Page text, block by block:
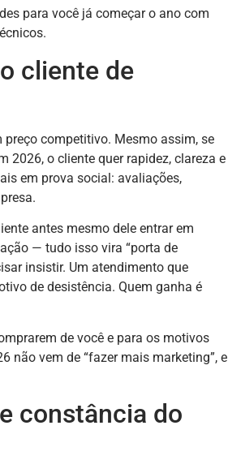
para você já começar o ano com
cliente de
competitivo. Mesmo assim, se
2026, o cliente quer rapidez, clareza e
em prova social: avaliações,
antes mesmo dele entrar em
— tudo isso vira “porta de
insistir. Um atendimento que
de desistência. Quem ganha é
de você e para os motivos
não vem de “fazer mais marketing”, e
constância do